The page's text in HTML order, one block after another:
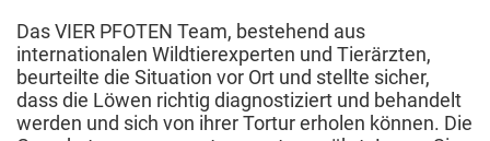
Das VIER PFOTEN Team, bestehend aus
internationalen Wildtierexperten und Tierärzten,
beurteilte die Situation vor Ort und stellte sicher,
dass die Löwen richtig diagnostiziert und behandelt
werden und sich von ihrer Tortur erholen können. Die